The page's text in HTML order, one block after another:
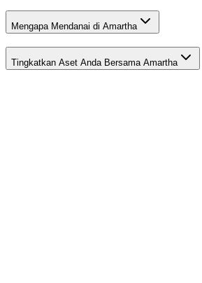
Mengapa Mendanai di Amartha
Tingkatkan Aset Anda Bersama Amartha